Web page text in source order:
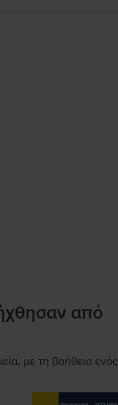
από
με τη βοήθεια ενός